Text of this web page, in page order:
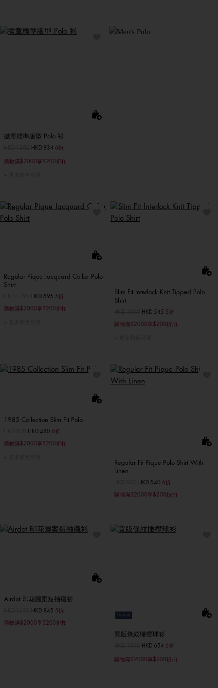
徽章標準版型 Polo 衫
至HKD 834 6折
購物滿$2000享$200折扣
Regular Pique Jacquard Collar Polo
Shirt
至HKD 595 5折
購物滿$2000享$200折扣
Slim Fit Interlock Knit Tipped Polo
Shirt
至HKD 545 5折
購物滿$2000享$200折扣
1985 Collection Slim Fit Polo
價格扣減從至HKD 480 6折
購物滿$2000享$200折扣
Regular Fit Pique Polo Shirt With
Linen
價格扣減從至HKD 540 6折
購物滿$2000享$200折扣
Airdot 印花圖案短袖襯衫
至HKD 845 5折
購物滿$2000享$200折扣
Unisex
寬版條紋橄欖球衫
至HKD 654 6折
購物滿$2000享$200折扣